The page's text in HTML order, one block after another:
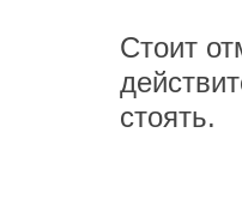
Стоит
стоять.